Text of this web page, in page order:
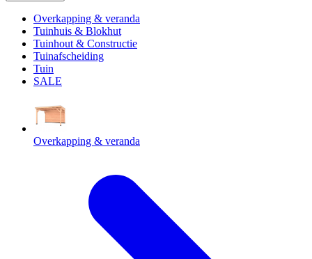
Overkapping & veranda
Tuinhuis & Blokhut
Tuinhout & Constructie
Tuinafscheiding
Tuin
SALE
Overkapping & veranda